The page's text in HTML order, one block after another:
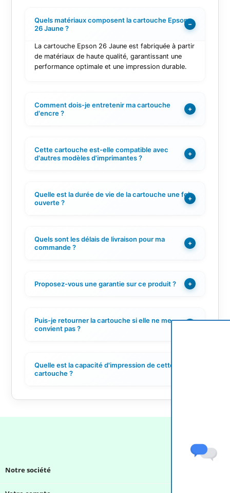
Quels matériaux composent la cartouche Epson
26 Jaune ?
−
La cartouche Epson 26 Jaune est fabriquée à partir
de matériaux de haute qualité, garantissant une
performance optimale et une impression durable.
Comment dois-je entretenir ma cartouche
d'encre ?
+
Cette cartouche est-elle compatible avec
d'autres modèles d'imprimantes ?
+
Quelle est la durée de vie de la cartouche une fois
ouverte ?
+
Quels sont les délais de livraison pour ma
commande ?
+
Proposez-vous une garantie sur ce produit ? +
Puis-je retourner la cartouche si elle ne me
convient pas ?
Quelle est la capacité d'impression de cette
cartouche ?
Notre société